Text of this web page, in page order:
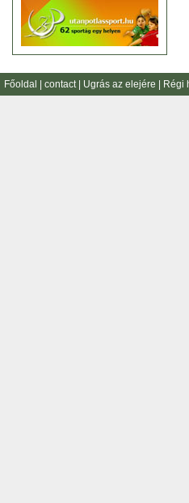
Főoldal | contact | Ugrás az elejére | Régi